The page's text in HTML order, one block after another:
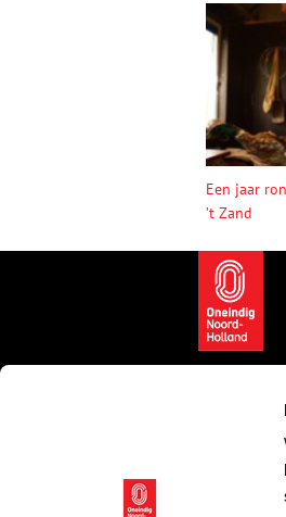
Een jaar
’t Zand